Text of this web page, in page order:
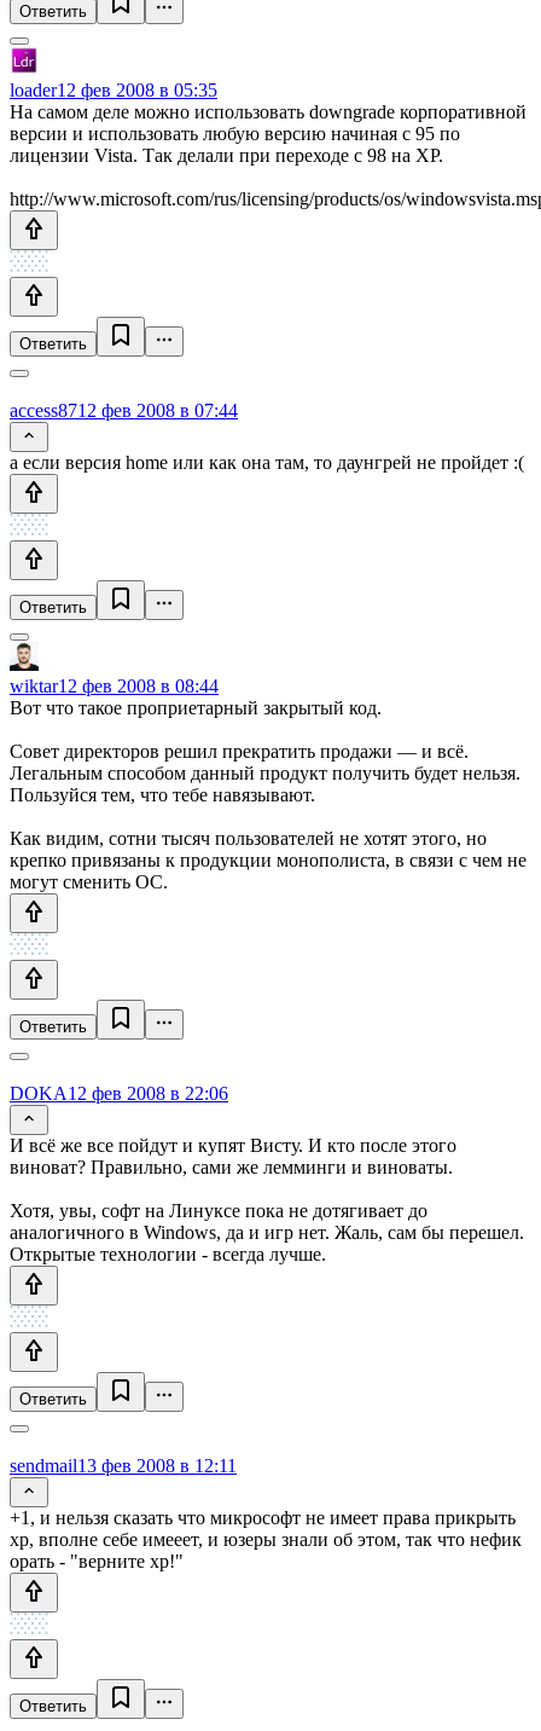
Ответить
loader12 фев 2008 в 05:35
На самом деле можно использовать downgrade корпоративной
версии и использовать любую версию начиная с 95 по
лицензии Vista. Так делали при переходе с 98 на XP.
http://www.microsoft.com/rus/licensing/products/os/
Ответить
access8712 фев 2008 в 07:44
а если версия home или как она там, то даунгрей не пройдет :(
Ответить
wiktar12 фев 2008 в 08:44
Вот что такое проприетарный закрытый код.
Совет директоров решил прекратить продажи — и всё.
Легальным способом данный продукт получить будет нельзя.
Пользуйся тем, что тебе навязывают.
Как видим, сотни тысяч пользователей не хотят этого, но
крепко привязаны к продукции монополиста, в связи с чем не
могут сменить ОС.
Ответить
DOKA12 фев 2008 в 22:06
И всё же все пойдут и купят Висту. И кто после этого
виноват? Правильно, сами же лемминги и виноваты.
Хотя, увы, софт на Линуксе пока не дотягивает до
аналогичного в Windows, да и игр нет. Жаль, сам бы перешел.
Открытые технологии - всегда лучше.
Ответить
sendmail13 фев 2008 в 12:11
+1, и нельзя сказать что микрософт не имеет права прикрыть
хр, вполне себе имееет, и юзеры знали об этом, так что нефик
орать - "верните хр!"
Ответить